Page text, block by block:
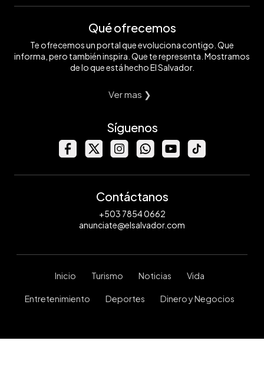
Qué ofrecemos
Te ofrecemos un portal que evoluciona contigo. Que
informa, pero también inspira. Que te representa. Mostramos
de lo que está hecho El Salvador.
Ver mas ❯
Síguenos
Contáctanos
+503 7854 0662
anunciate@elsalvador.com
Inicio Turismo Noticias Vida
Entretenimiento Deportes Dinero y Negocios